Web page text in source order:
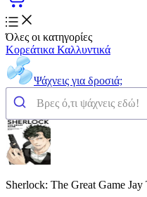
Όλες οι κατηγορίες
Κορεάτικα Καλλυντικά
Ψάχνεις για δροσιά;
Sherlock: The Great Game